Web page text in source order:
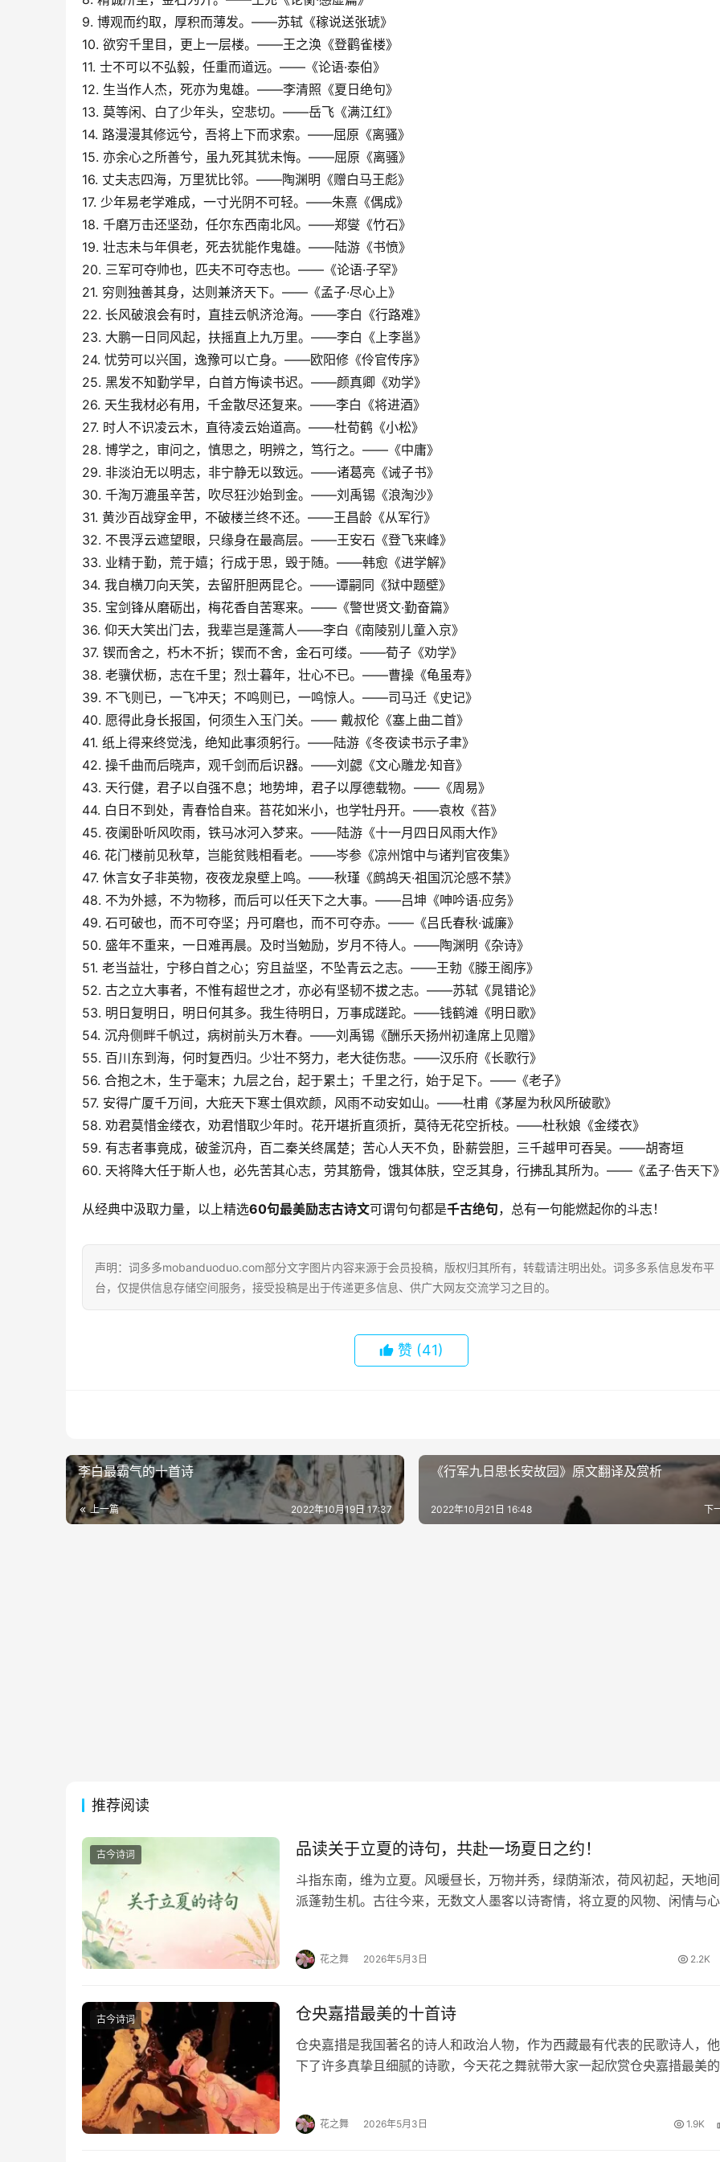
9. 博观而约取，厚积而薄发。——苏轼《稼说送张琥》
10. 欲穷千里目，更上一层楼。——王之涣《登鹳雀楼》
11. 士不可以不弘毅，任重而道远。——《论语·泰伯》
12. 生当作人杰，死亦为鬼雄。——李清照《夏日绝句》
13. 莫等闲、白了少年头，空悲切。——岳飞《满江红》
14. 路漫漫其修远兮，吾将上下而求索。——屈原《离骚》
15. 亦余心之所善兮，虽九死其犹未悔。——屈原《离骚》
16. 丈夫志四海，万里犹比邻。——陶渊明《赠白马王彪》
17. 少年易老学难成，一寸光阴不可轻。——朱熹《偶成》
18. 千磨万击还坚劲，任尔东西南北风。——郑燮《竹石》
19. 壮志未与年俱老，死去犹能作鬼雄。——陆游《书愤》
20. 三军可夺帅也，匹夫不可夺志也。——《论语·子罕》
21. 穷则独善其身，达则兼济天下。——《孟子·尽心上》
22. 长风破浪会有时，直挂云帆济沧海。——李白《行路难》
23. 大鹏一日同风起，扶摇直上九万里。——李白《上李邕》
24. 忧劳可以兴国，逸豫可以亡身。——欧阳修《伶官传序》
25. 黑发不知勤学早，白首方悔读书迟。——颜真卿《劝学》
26. 天生我材必有用，千金散尽还复来。——李白《将进酒》
27. 时人不识凌云木，直待凌云始道高。——杜荀鹤《小松》
28. 博学之，审问之，慎思之，明辨之，笃行之。——《中庸》
29. 非淡泊无以明志，非宁静无以致远。——诸葛亮《诫子书》
30. 千淘万漉虽辛苦，吹尽狂沙始到金。——刘禹锡《浪淘沙》
31. 黄沙百战穿金甲，不破楼兰终不还。——王昌龄《从军行》
32. 不畏浮云遮望眼，只缘身在最高层。——王安石《登飞来峰》
33. 业精于勤，荒于嬉；行成于思，毁于随。——韩愈《进学解》
34. 我自横刀向天笑，去留肝胆两昆仑。——谭嗣同《狱中题壁》
35. 宝剑锋从磨砺出，梅花香自苦寒来。——《警世贤文·勤奋篇》
36. 仰天大笑出门去，我辈岂是蓬蒿人——李白《南陵别儿童入京》
37. 锲而舍之，朽木不折；锲而不舍，金石可缕。——荀子《劝学》
38. 老骥伏枥，志在千里；烈士暮年，壮心不已。——曹操《龟虽寿》
39. 不飞则已，一飞冲天；不鸣则已，一鸣惊人。——司马迁《史记》
40. 愿得此身长报国，何须生入玉门关。—— 戴叔伦《塞上曲二首》
41. 纸上得来终觉浅，绝知此事须躬行。——陆游《冬夜读书示子聿》
42. 操千曲而后晓声，观千剑而后识器。——刘勰《文心雕龙·知音》
43. 天行健，君子以自强不息；地势坤，君子以厚德载物。——《周易》
44. 白日不到处，青春恰自来。苔花如米小，也学牡丹开。——袁枚《苔》
45. 夜阑卧听风吹雨，铁马冰河入梦来。——陆游《十一月四日风雨大作》
46. 花门楼前见秋草，岂能贫贱相看老。——岑参《凉州馆中与诸判官夜集》
47. 休言女子非英物，夜夜龙泉壁上鸣。——秋瑾《鹧鸪天·祖国沉沦感不禁》
48. 不为外撼，不为物移，而后可以任天下之大事。——吕坤《呻吟语·应务》
49. 石可破也，而不可夺坚；丹可磨也，而不可夺赤。——《吕氏春秋·诚廉》
50. 盛年不重来，一日难再晨。及时当勉励，岁月不待人。——陶渊明《杂诗》
51. 老当益壮，宁移白首之心；穷且益坚，不坠青云之志。——王勃《滕王阁序》
52. 古之立大事者，不惟有超世之才，亦必有坚韧不拔之志。——苏轼《晁错论》
53. 明日复明日，明日何其多。我生待明日，万事成蹉跎。——钱鹤滩《明日歌》
54. 沉舟侧畔千帆过，病树前头万木春。——刘禹锡《酬乐天扬州初逢席上见赠》
55. 百川东到海，何时复西归。少壮不努力，老大徒伤悲。——汉乐府《长歌行》
56. 合抱之木，生于毫末；九层之台，起于累土；千里之行，始于足下。——《老子》
57. 安得广厦千万间，大疪天下寒士俱欢颜，风雨不动安如山。——杜甫《茅屋为秋风所破歌》
58. 劝君莫惜金缕衣，劝君惜取少年时。花开堪折直须折，莫待无花空折枝。——杜秋娘《金缕衣》
59. 有志者事竟成，破釜沉舟，百二秦关终属楚；苦心人天不负，卧薪尝胆，三千越甲可吞吴。——胡寄垣
60. 天将降大任于斯人也，必先苦其心志，劳其筋骨，饿其体肤，空乏其身，行拂乱其所为。——《孟子·告天下
从经典中汲取力量，以上精选60句最美励志古诗文可谓句句都是千古绝句，总有一句能燃起你的斗志！
声明：词多多mobanduoduo.com部分文字图片内容来源于会员投稿，版权归其所有，转载请注明出处。词多多系信息发布平
台，仅提供信息存储空间服务，接受投稿是出于传递更多信息、供广大网友交流学习之目的。
赞 (41)
李白最霸气的十首诗
上一篇 2022年10月19日 17:37
《行军九日思长安故园》原文翻译及赏析
下
2022年10月21日 16:48
推荐阅读
古今诗词 品读关于立夏的诗句，共赴一场夏日之约！
斗指东南，维为立夏。风暖昼长，万物并秀，绿荫渐浓，荷风初起，天地
派蓬勃生机。古往今来，无数文人墨客以诗寄情，将立夏的风物、闲情与
花之舞 2026年5月3日 2.2K
古今诗词 仓央嘉措最美的十首诗
仓央嘉措是我国著名的诗人和政治人物，作为西藏最有代表的民歌诗人，
下了许多真挚且细腻的诗歌，今天花之舞就带大家一起欣赏仓央嘉措最美
花之舞 2026年5月3日 1.9K